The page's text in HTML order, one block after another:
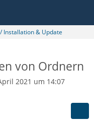
Installation & Update
von Ordnern
2021 um 14:07